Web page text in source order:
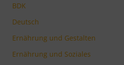
BDK
Deutsch
Ernährung und Gestalten
Ernährung und Soziales